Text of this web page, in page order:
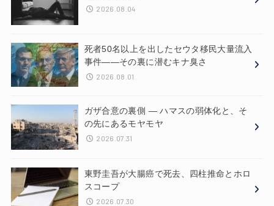
2026.08.04
死者50名以上を出したセウタ移民大量流入
事件——その裏に潜むキナ臭さ
2026.08.01
ガザ合意の裏側 ― ハマスの弱体化と、そ
の先にあるモヤモヤ
2026.07.31
東野圭吾が大腸癌で死去、四柱推命とホロ
スコープ
2026.07.30